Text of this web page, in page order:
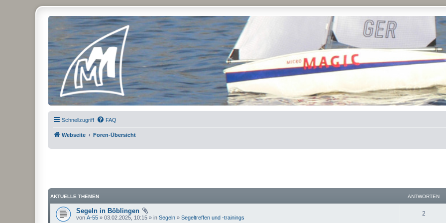
Micro Magic Forum Deutschland
Schnellzugriff FAQ
Webseite Foren-Übersicht
AKTUELLE THEMEN ANTWORTEN
Segeln in Böblingen
von A-55 » 03.02.2025, 10:15 » in Segeln » Segeltreffen und -trainings
2